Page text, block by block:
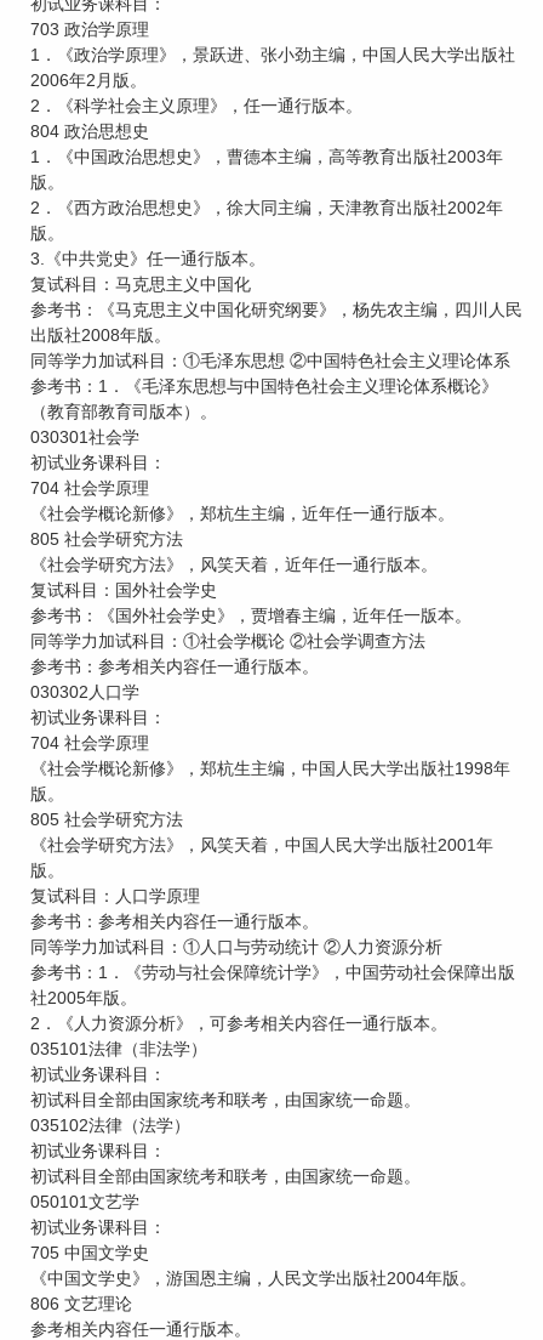
703 政治学原理
1．《政治学原理》，景跃进、张小劲主编，中国人民大学出版社
2006年2月版。
2．《科学社会主义原理》，任一通行版本。
804 政治思想史
1．《中国政治思想史》，曹德本主编，高等教育出版社2003年
版。
2．《西方政治思想史》，徐大同主编，天津教育出版社2002年
版。
3.《中共党史》任一通行版本。
复试科目：马克思主义中国化
参考书：《马克思主义中国化研究纲要》，杨先农主编，四川人民
出版社2008年版。
同等学力加试科目：①毛泽东思想 ②中国特色社会主义理论体系
参考书：1．《毛泽东思想与中国特色社会主义理论体系概论》
（教育部教育司版本）。
030301社会学
初试业务课科目：
704 社会学原理
《社会学概论新修》，郑杭生主编，近年任一通行版本。
805 社会学研究方法
《社会学研究方法》，风笑天着，近年任一通行版本。
复试科目：国外社会学史
参考书：《国外社会学史》，贾增春主编，近年任一版本。
同等学力加试科目：①社会学概论 ②社会学调查方法
参考书：参考相关内容任一通行版本。
030302人口学
初试业务课科目：
704 社会学原理
《社会学概论新修》，郑杭生主编，中国人民大学出版社1998年
版。
805 社会学研究方法
《社会学研究方法》，风笑天着，中国人民大学出版社2001年
版。
复试科目：人口学原理
参考书：参考相关内容任一通行版本。
同等学力加试科目：①人口与劳动统计 ②人力资源分析
参考书：1．《劳动与社会保障统计学》，中国劳动社会保障出版
社2005年版。
2．《人力资源分析》，可参考相关内容任一通行版本。
035101法律（非法学）
初试业务课科目：
初试科目全部由国家统考和联考，由国家统一命题。
035102法律（法学）
初试业务课科目：
初试科目全部由国家统考和联考，由国家统一命题。
050101文艺学
初试业务课科目：
705 中国文学史
《中国文学史》，游国恩主编，人民文学出版社2004年版。
806 文艺理论
参考相关内容任一通行版本。